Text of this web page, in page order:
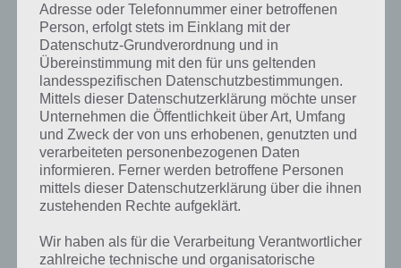
Kurze Begriffserklärung zur Lösung
Akkordeon
Akkordeon ist die Lösung für das tägliche Rätsel am 12.1.2021 in 4
Bilder 1 Wort, doch welche Bedeutung hat dieses eigentlich und was
Zu bestimmten Lösungen präsentieren wir daher auch immer eine
kurze Begriffserklärung!
Adresse oder Telefonnummer einer betroffenen
Person, erfolgt stets im Einklang mit der
Datenschutz-Grundverordnung und in
Übereinstimmung mit den für uns geltenden
landesspezifischen Datenschutzbestimmungen.
Mittels dieser Datenschutzerklärung möchte unser
Unternehmen die Öffentlichkeit über Art, Umfang
und Zweck der von uns erhobenen, genutzten und
verarbeiteten personenbezogenen Daten
informieren. Ferner werden betroffene Personen
mittels dieser Datenschutzerklärung über die ihnen
zustehenden Rechte aufgeklärt.
Wir haben als für die Verarbeitung Verantwortlicher
zahlreiche technische und organisatorische